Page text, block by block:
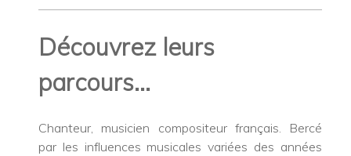
Découvrez leurs
parcours...
Chanteur, musicien compositeur français. Bercé
par les influences musicales variées des années